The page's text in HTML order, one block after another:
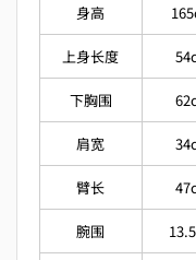
身高
上身长度
下胸围
肩宽
臂长
腕围